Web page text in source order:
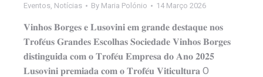
Eventos Notícias By Maria Polónio 14 Março 2026
𝐕𝐢𝐧𝐡𝐨𝐬 𝐁𝐨𝐫𝐠𝐞𝐬 𝐞 𝐋𝐮𝐬𝐨𝐯𝐢𝐧𝐢 𝐞𝐦 𝐠𝐫𝐚𝐧𝐝𝐞 𝐝𝐞𝐬𝐭𝐚𝐪𝐮𝐞 𝐧𝐨𝐬
𝐓𝐫𝐨𝐟𝐞́𝐮𝐬 𝐆𝐫𝐚𝐧𝐝𝐞𝐬 𝐄𝐬𝐜𝐨𝐥𝐡𝐚𝐬 𝐒𝐨𝐜𝐢𝐞𝐝𝐚𝐝𝐞 𝐕𝐢𝐧𝐡𝐨𝐬 𝐁𝐨𝐫𝐠𝐞𝐬
𝐝𝐢𝐬𝐭𝐢𝐧𝐠𝐮𝐢𝐝𝐚 𝐜𝐨𝐦 𝐨 𝐓𝐫𝐨𝐟𝐞́𝐮 𝐄𝐦𝐩𝐫𝐞𝐬𝐚 𝐝𝐨 𝐀𝐧𝐨 𝟐𝟎𝟐𝟓
𝐋𝐮𝐬𝐨𝐯𝐢𝐧𝐢 𝐩𝐫𝐞𝐦𝐢𝐚𝐝𝐚 𝐜𝐨𝐦 𝐨 𝐓𝐫𝐨𝐟𝐞́𝐮 𝐕𝐢𝐭𝐢𝐜𝐮𝐥𝐭𝐮𝐫𝐚 O